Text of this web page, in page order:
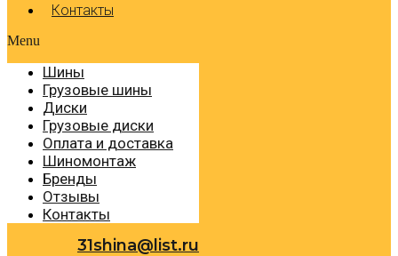
Контакты
Menu
Шины
Грузовые шины
Диски
Грузовые диски
Оплата и доставка
Шиномонтаж
Бренды
Отзывы
Контакты
31shina@list.ru